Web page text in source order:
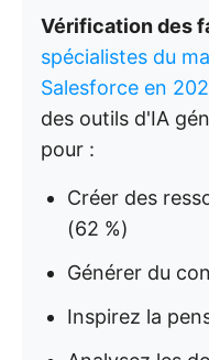
Vérification des
spécialistes du
Salesforce en
des outils d'IA
pour :
Créer des
(62 %)
Générer du
Inspirez la